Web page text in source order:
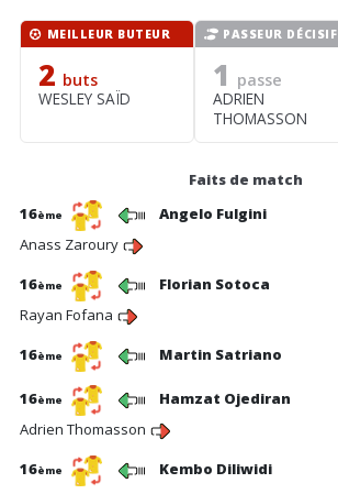
MEILLEUR BUTEUR
2 buts
WESLEY SAÏD
PASSEUR DÉCISIF
1 passe
ADRIEN
THOMASSON
Faits de match
16ème
Angelo Fulgini
Anass Zaroury
16ème
Florian Sotoca
Rayan Fofana
16ème Martin Satriano
16ème
Hamzat Ojediran
Adrien Thomasson
16ème Kembo Diliwidi